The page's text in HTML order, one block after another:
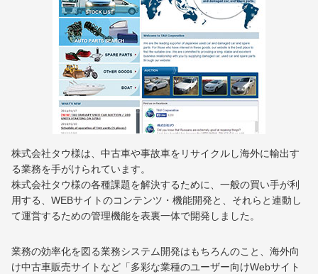
株式会社タウ様は、中古車や事故車をリサイクルし海外に輸出す
る業務を手がけられています。
株式会社タウ様の各種課題を解決するために、一般の買い手が利
用する、WEBサイトのコンテンツ・機能開発と、それらと連動し
て運営するための管理機能を表裏一体で開発しました。
業務の効率化を図る業務システム開発はもちろんのこと、海外向
け中古車販売サイトなど「多彩な業種のユーザー向けWebサイト